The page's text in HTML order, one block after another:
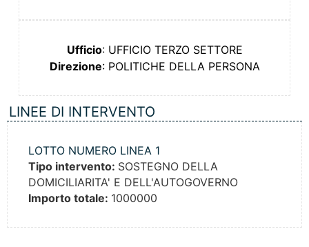
Ufficio: UFFICIO TERZO SETTORE
Direzione: POLITICHE DELLA PERSONA
LINEE DI INTERVENTO
LOTTO NUMERO LINEA 1
Tipo intervento: SOSTEGNO DELLA
DOMICILIARITA' E DELL'AUTOGOVERNO
Importo totale: 1000000